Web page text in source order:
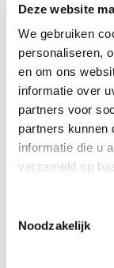
Deze website
We gebruiken
personaliseren,
en om ons
informatie over
partners voor
partners kunnen
informatie die u
verzameld op
Noodzakelijk
pageVie
wCount
ion.nl